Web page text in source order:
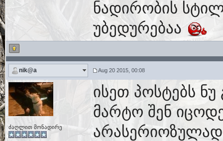
ნადირობის
უბედურებაა
nik@a Aug 20 2015, 00:08
ძაღლით მონადირე
ისეთ პოსტებს
მარტო შენ